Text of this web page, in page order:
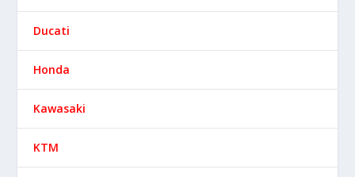
Ducati
Honda
Kawasaki
KTM